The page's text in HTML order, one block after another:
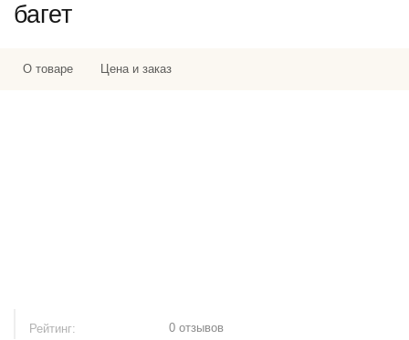
багет
О товаре Цена и заказ
Рейтинг: 0 отзывов